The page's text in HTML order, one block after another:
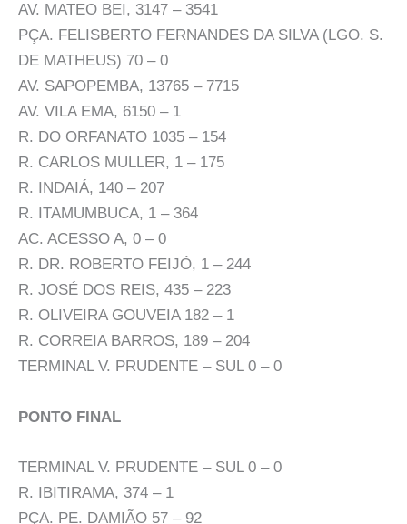
AV. MATEO BEI, 3147 – 3541
PÇA. FELISBERTO FERNANDES DA SILVA (LGO. S.
DE MATHEUS) 70 – 0
AV. SAPOPEMBA, 13765 – 7715
AV. VILA EMA, 6150 – 1
R. DO ORFANATO 1035 – 154
R. CARLOS MULLER, 1 – 175
R. INDAIÁ, 140 – 207
R. ITAMUMBUCA, 1 – 364
AC. ACESSO A, 0 – 0
R. DR. ROBERTO FEIJÓ, 1 – 244
R. JOSÉ DOS REIS, 435 – 223
R. OLIVEIRA GOUVEIA 182 – 1
R. CORREIA BARROS, 189 – 204
TERMINAL V. PRUDENTE – SUL 0 – 0
PONTO FINAL
TERMINAL V. PRUDENTE – SUL 0 – 0
R. IBITIRAMA, 374 – 1
PÇA. PE. DAMIÃO 57 – 92